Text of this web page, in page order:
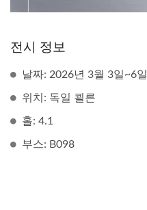
전시 정보
날짜: 2026년 3월 3일~6일
위치: 독일 쾰른
홀: 4.1
부스: B098